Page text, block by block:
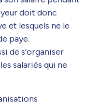
doit donc
et lesquels ne le
paye.
de s’organiser
salariés qui ne